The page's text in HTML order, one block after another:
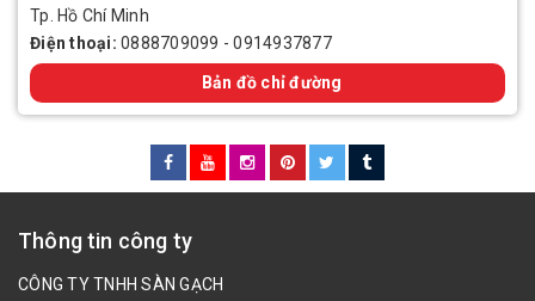
Tp. Hồ Chí Minh
Điện thoại: 0888709099 -0914937877
Bản đồ chỉ đường
Thông tin công ty
CÔNG TY TNHH SÀN GẠCH